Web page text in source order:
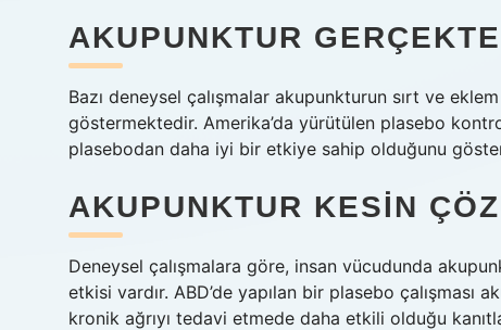
AKUPUNKTUR
Bazı deneysel çalışmalar akupunkturun sırt ve
göstermektedir. Amerika’da yürütülen plasebo
plasebodan daha iyi bir etkiye sahip olduğunu
AKUPUNKTUR KESIN
Deneysel çalışmalara göre, insan vücudunda
etkisi vardır. ABD’de yapılan bir plasebo çalışması
kronik ağrıyı tedavi etmede daha etkili olduğu